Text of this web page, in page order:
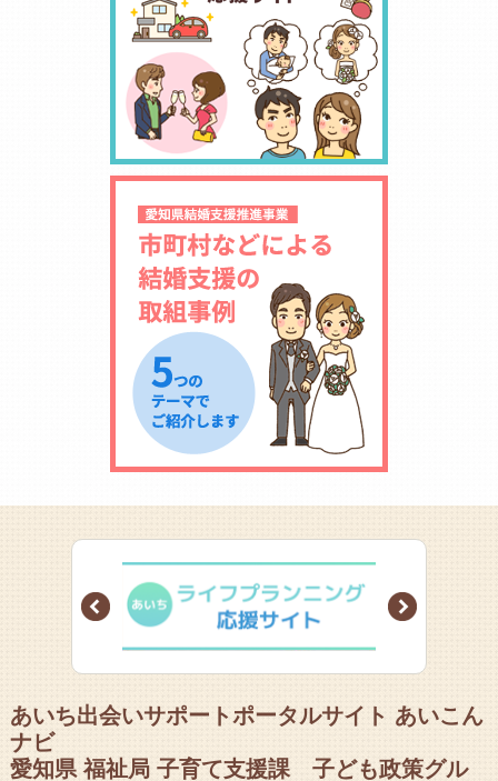
Prev Next
あいち出会いサポートポータルサイト あいこん
ナビ
愛知県 福祉局 子育て支援課 子ども政策グル